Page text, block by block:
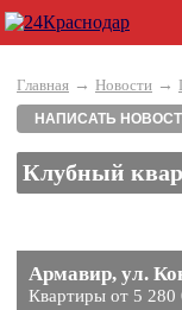
Главная → Новости →
НАПИСАТЬ
Клубный
Армавир, ул.
Квартиры от 5 280